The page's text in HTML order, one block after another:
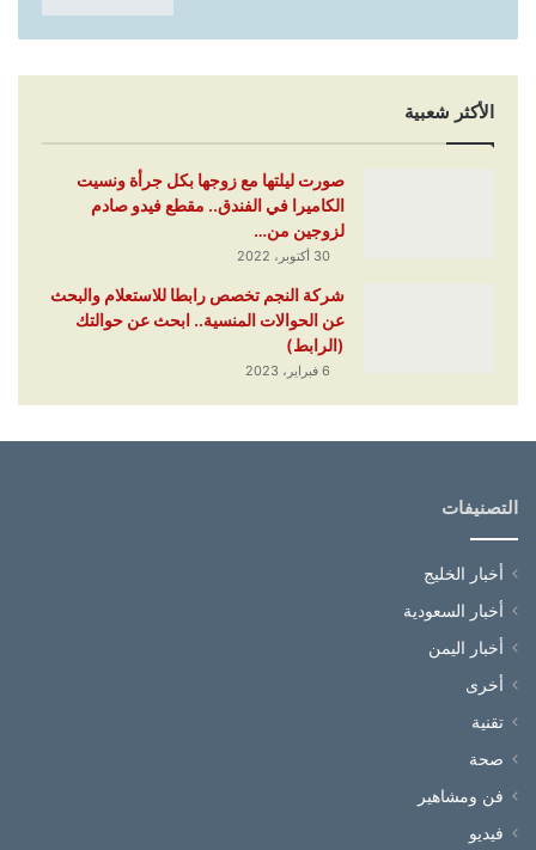
الأكثر شعبية
صورت ليلتها مع زوجها بكل جرأة ونسيت
الكاميرا في الفندق.. مقطع فيدو صادم
لزوجين من…
30 أكتوبر، 2022
شركة النجم تخصص رابطا للاستعلام والبحث
عن الحوالات المنسية.. ابحث عن حوالتك
(الرابط)
6 فبراير، 2023
التصنيفات
أخبار الخليج
أخبار السعودية
أخبار اليمن
أخرى
تقنية
صحة
فن ومشاهير
فيديو